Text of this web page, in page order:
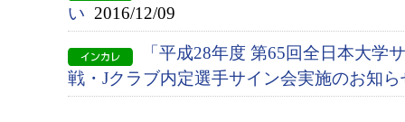
い 2016/12/09
「平成28年度 第65回全日本大学
戦・Jクラブ内定選手サイン会実施のお知ら